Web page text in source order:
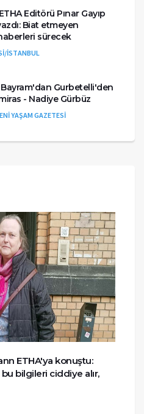
Editörü Pınar Gayıp
Biat etmeyen
sürecek
İSTANBUL
Gurbetelli'den
- Nadiye Gürbüz
YAŞAM GAZETESİ
ETHA'ya konuştu:
bilgileri ciddiye alır,